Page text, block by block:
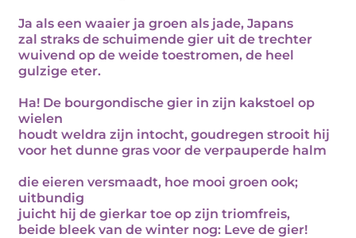
Ja als een waaier ja groen als jade, Japans
zal straks de schuimende gier uit de trechter
wuivend op de weide toestromen, de heel
gulzige eter.
Ha! De bourgondische gier in zijn kakstoel op
wielen
houdt weldra zijn intocht, goudregen strooit hij
voor het dunne gras voor de verpauperde halm
die eieren versmaadt, hoe mooi groen ook;
uitbundig
juicht hij de gierkar toe op zijn triomfreis,
beide bleek van de winter nog: Leve de gier!